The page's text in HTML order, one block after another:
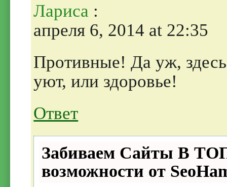
Лариса :
апреля 6, 2014 at 22:35
Противные! Да уж,
уют, или здоровье!
Ответ
Забиваем Сайты В
возможности от